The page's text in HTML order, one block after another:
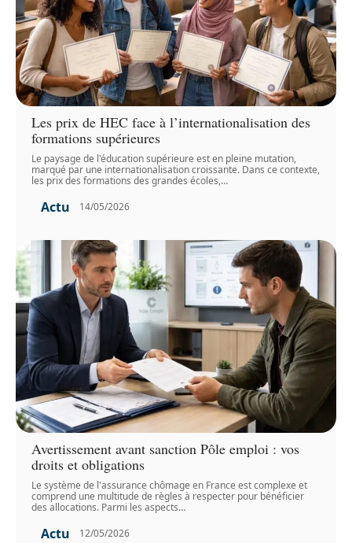
Les prix de HEC face à l’internationalisation des
formations supérieures
Le paysage de l'éducation supérieure est en pleine mutation,
marqué par une internationalisation croissante. Dans ce contexte,
les prix des formations des grandes écoles,…
Actu 14/05/2026
Avertissement avant sanction Pôle emploi : vos
droits et obligations
Le système de l'assurance chômage en France est complexe et
comprend une multitude de règles à respecter pour bénéficier
des allocations. Parmi les aspects…
Actu 12/05/2026